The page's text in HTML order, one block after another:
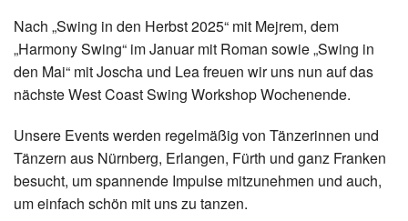
Nach „Swing in den Herbst 2025“ mit Mejrem, dem
„Harmony Swing“ im Januar mit Roman sowie „Swing in
den Mai“ mit Joscha und Lea freuen wir uns nun auf das
nächste West Coast Swing Workshop Wochenende.
Unsere Events werden regelmäßig von Tänzerinnen und
Tänzern aus Nürnberg, Erlangen, Fürth und ganz Franken
besucht, um spannende Impulse mitzunehmen und auch,
um einfach schön mit uns zu tanzen.